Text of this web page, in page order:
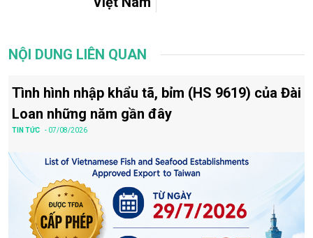
NỘI DUNG LIÊN QUAN
Tình hình nhập khẩu tã, bỉm (HS 9619) của Đài
Loan những năm gần đây
TIN TỨC - 07/08/2026